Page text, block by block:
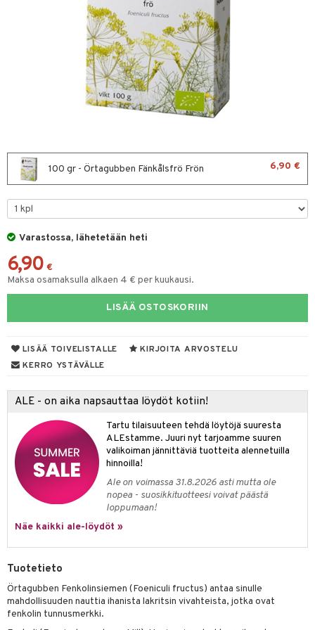
100 gr - Örtagubben Fänkålsfrö Frön 6,90 €
Varastossa, lähetetään heti
6,90 €
Maksa osamaksulla alkaen 4 € per kuukausi.
LISÄÄ OSTOSKORIIN
LISÄÄ TOIVELISTALLE
KIRJOITA ARVOSTELU
KERRO YSTÄVÄLLE
ALE - on aika napsauttaa löydöt kotiin!
Tartu tilaisuuteen tehdä löytöjä suuresta
ALEstamme. Juuri nyt tarjoamme suuren
valikoiman jännittäviä tuotteita alennetuilla
hinnoilla!
Ale on voimassa 31.8.2026 asti mutta ole
nopea - suosikkituotteesi voivat päästä
loppumaan!
Näe kaikki ale-löydöt »
Tuotetieto
Örtagubben Fenkolinsiemen (Foeniculi fructus) antaa sinulle
mahdollisuuden nauttia ihanista lakritsin vivahteista, jotka ovat
fenkolin tunnusmerkki.
& kynnet
tuotteet
hoito
jalat
hoito
hoito
hoito
lihakset